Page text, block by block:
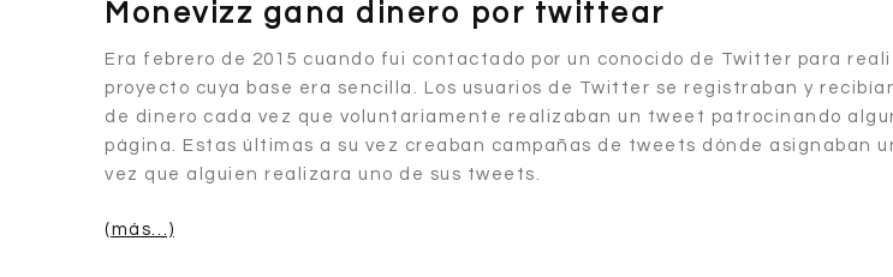
Monevizz gana dinero por twittear
Era febrero de 2015 cuando fui contactado por un conocido de Twitter para
proyecto cuya base era sencilla. Los usuarios de Twitter se registraban y
de dinero cada vez que voluntariamente realizaban un tweet patrocinando
página. Estas últimas a su vez creaban campañas de tweets dónde asignaban
vez que alguien realizara uno de sus tweets.
(más…)